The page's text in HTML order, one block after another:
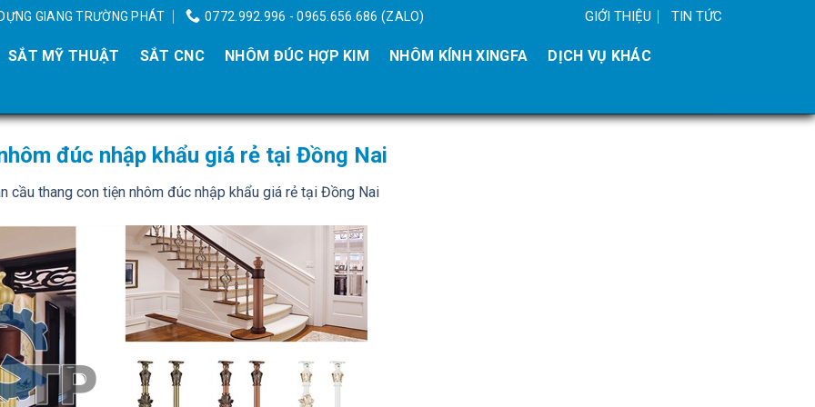
GIANG TRƯỜNG PHÁT 0772.992.996 - 0965.656.686 (ZALO) GIỚI THIỆU TIN TỨC
SẮT MỸ THUẬT SẮT CNC NHÔM ĐÚC HỢP KIM NHÔM KÍNH XINGFA
DỊCH VỤ KHÁC
đúc nhập khẩu giá rẻ tại Đồng Nai
cầu thang con tiện nhôm đúc nhập khẩu giá rẻ tại Đồng Nai